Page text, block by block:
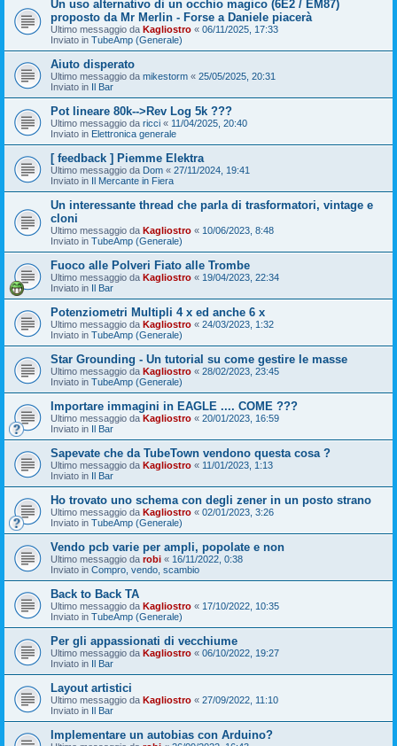
Un uso alternativo di un occhio magico (6E2 / EM87)
proposto da Mr Merlin - Forse a Daniele piacerà
Ultimo messaggio da Kagliostro « 06/11/2025, 17:33
Inviato in TubeAmp (Generale)
Aiuto disperato
Ultimo messaggio da mikestorm « 25/05/2025, 20:31
Inviato in Il Bar
Pot lineare 80k-->Rev Log 5k ???
Ultimo messaggio da ricci « 11/04/2025, 20:40
Inviato in Elettronica generale
[ feedback ] Piemme Elektra
Ultimo messaggio da Dom « 27/11/2024, 19:41
Inviato in Il Mercante in Fiera
Un interessante thread che parla di trasformatori, vintage e
cloni
Ultimo messaggio da Kagliostro « 10/06/2023, 8:48
Inviato in TubeAmp (Generale)
Fuoco alle Polveri Fiato alle Trombe
Ultimo messaggio da Kagliostro « 19/04/2023, 22:34
Inviato in Il Bar
Potenziometri Multipli 4 x ed anche 6 x
Ultimo messaggio da Kagliostro « 24/03/2023, 1:32
Inviato in TubeAmp (Generale)
Star Grounding - Un tutorial su come gestire le masse
Ultimo messaggio da Kagliostro « 28/02/2023, 23:45
Inviato in TubeAmp (Generale)
Importare immagini in EAGLE .... COME ???
Ultimo messaggio da Kagliostro « 20/01/2023, 16:59
Inviato in Il Bar
Sapevate che da TubeTown vendono questa cosa ?
Ultimo messaggio da Kagliostro « 11/01/2023, 1:13
Inviato in Il Bar
Ho trovato uno schema con degli zener in un posto strano
Ultimo messaggio da Kagliostro « 02/01/2023, 3:26
Inviato in TubeAmp (Generale)
Vendo pcb varie per ampli, popolate e non
Ultimo messaggio da robi « 16/11/2022, 0:38
Inviato in Compro, vendo, scambio
Back to Back TA
Ultimo messaggio da Kagliostro « 17/10/2022, 10:35
Inviato in TubeAmp (Generale)
Per gli appassionati di vecchiume
Ultimo messaggio da Kagliostro « 06/10/2022, 19:27
Inviato in Il Bar
Layout artistici
Ultimo messaggio da Kagliostro « 27/09/2022, 11:10
Inviato in Il Bar
Implementare un autobias con Arduino?